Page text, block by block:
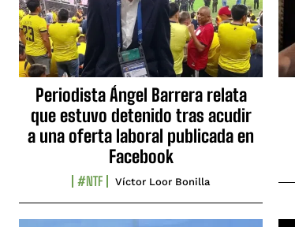
Periodista Ángel Barrera relata
que estuvo detenido tras acudir
a una oferta laboral publicada en
Facebook
#NTF Víctor Loor Bonilla